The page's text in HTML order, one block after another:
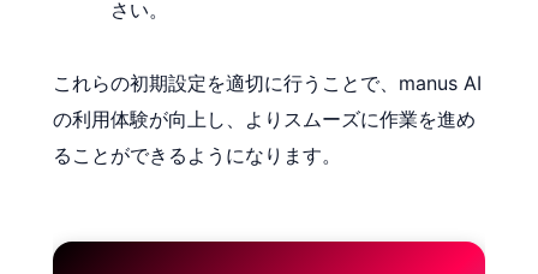
さい。
これらの初期設定を適切に行うことで、manus AI
の利用体験が向上し、よりスムーズに作業を進め
ることができるようになります。